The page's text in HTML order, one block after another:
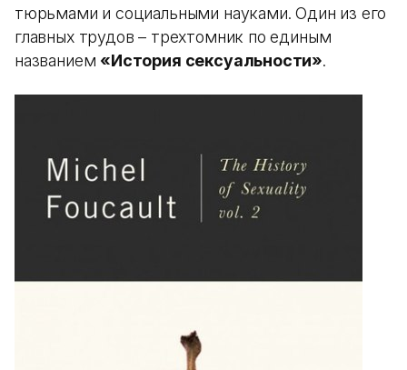
тюрьмами и социальными науками. Один из его
главных трудов – трехтомник по единым
названием «История сексуальности».